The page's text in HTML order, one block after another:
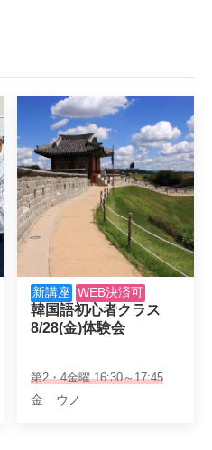
新講座 WEB決済可
韓国語初心者クラス
8/28(金)体験会
第2・4金曜 16:30～17:45
金 ウノ